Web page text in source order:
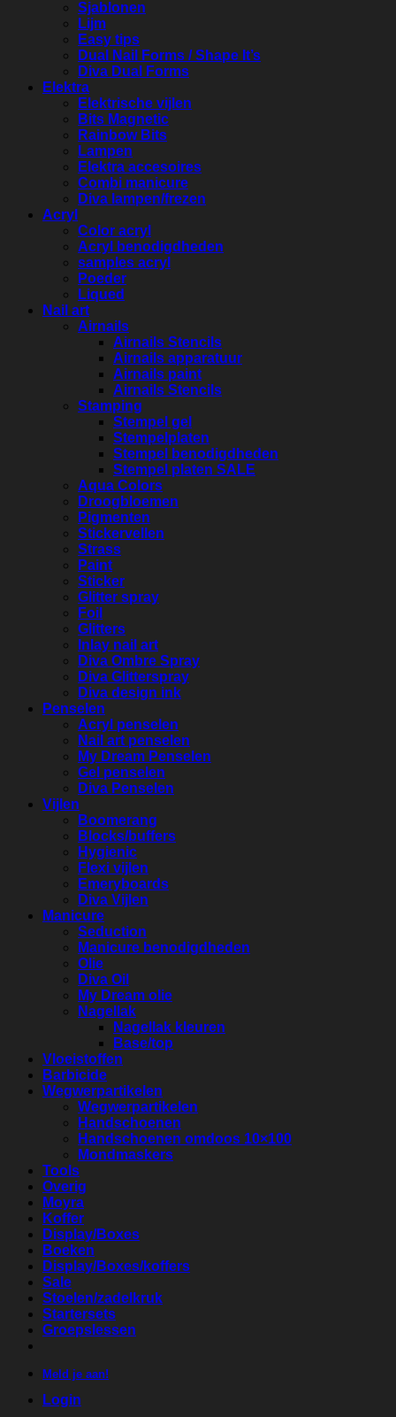
Sjablonen
Lijm
Easy tips
Dual Nail Forms / Shape It’s
Diva Dual Forms
Elektra
Elektrische vijlen
Bits Magnetic
Rainbow Bits
Lampen
Elektra accesoires
Combi manicure
Diva lampen/frezen
Acryl
Color acryl
Acryl benodigdheden
samples acryl
Poeder
Liqued
Nail art
Airnails
Airnails Stencils
Airnails apparatuur
Airnails paint
Airnails Stencils
Stamping
Stempel gel
Stempelplaten
Stempel benodigdheden
Stempel platen SALE
Aqua Colors
Droogbloemen
Pigmenten
Stickervellen
Strass
Paint
Sticker
Glitter spray
Foil
Glitters
Inlay nail art
Diva Ombre Spray
Diva Glitterspray
Diva design ink
Penselen
Acryl penselen
Nail art penselen
My Dream Penselen
Gel penselen
Diva Penselen
Vijlen
Boomerang
Blocks/buffers
Hygienic
Flexi vijlen
Emeryboards
Diva Vijlen
Manicure
Seduction
Manicure benodigdheden
Olie
Diva Oil
My Dream olie
Nagellak
Nagellak kleuren
Base/top
Vloeistoffen
Barbicide
Wegwerpartikelen
Wegwerpartikelen
Handschoenen
Handschoenen omdoos 10×100
Mondmaskers
Tools
Overig
Moyra
Koffer
Display/Boxes
Boeken
Display/Boxes/koffers
Sale
Stoelen/zadelkruk
Startersets
Groepslessen
Meld je aan!
Login